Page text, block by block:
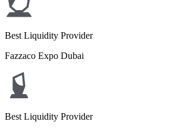
Best Liquidity Provider
Fazzaco Expo Dubai
Best Liquidity Provider